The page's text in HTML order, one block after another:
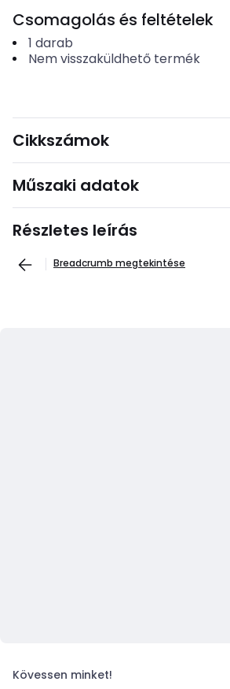
Csomagolás és feltételek
1 darab
Nem visszaküldhető termék
Cikkszámok
Műszaki adatok
Részletes leírás
Breadcrumb megtekintése
Kövessen minket!